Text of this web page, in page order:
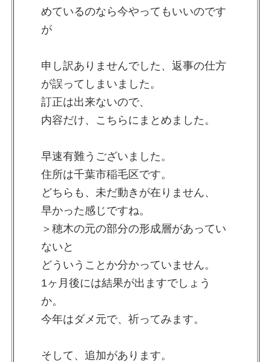
めているのなら今やってもいいのです
が
申し訳ありませんでした、返事の仕方
が誤ってしまいました。
訂正は出来ないので、
内容だけ、こちらにまとめました。
早速有難うございました。
住所は千葉市稲毛区です。
どちらも、未だ動きが在りません、
早かった感じですね。
＞穂木の元の部分の形成層があってい
ないと
どういうことか分かっていません。
1ヶ月後には結果が出ますでしょう
か。
今年はダメ元で、祈ってみます。
そして、追加があります。